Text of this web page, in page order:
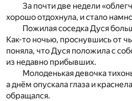
За почти две недели
хорошо отдохнула, и стало
Пожилая соседка Дуся
Как-то ночью, проснувшись от
поняла, что Дуся положила с
из недавно прибывших.
Молоденькая девочка
а днём опускала глаза и
обращался.